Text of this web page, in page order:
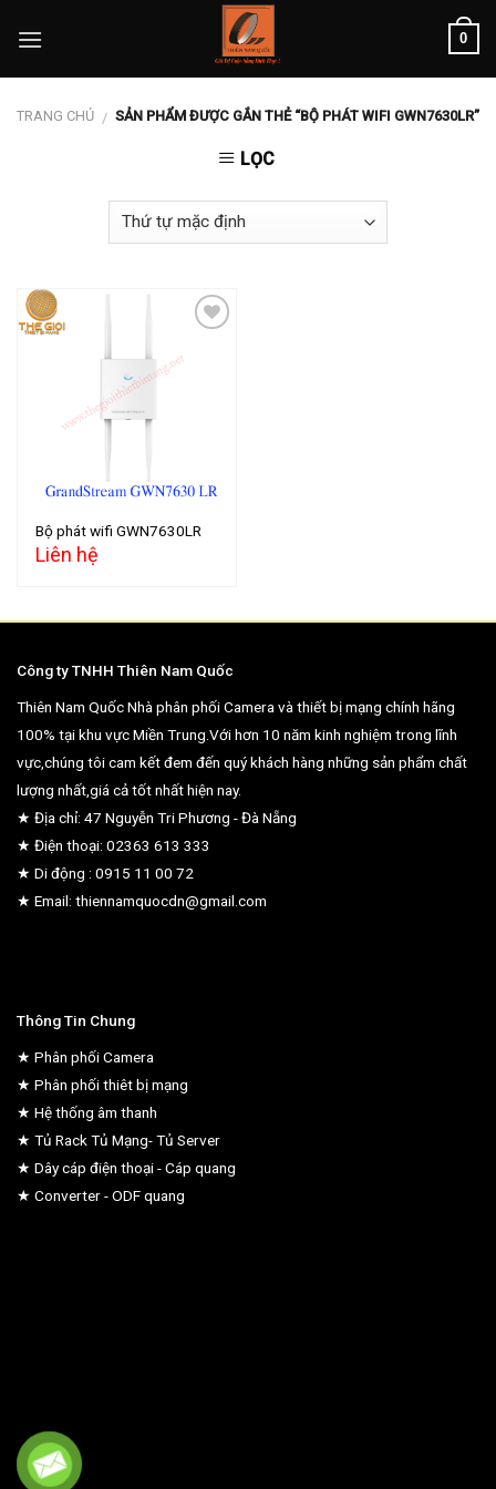
0
TRANG CHỦ / SẢN PHẨM ĐƯỢC GẮN THẺ “BỘ PHÁT WIFI GWN7630LR”
LỌC
Bộ phát wifi GWN7630LR
Liên hệ
Công ty TNHH Thiên Nam Quốc
Thiên Nam Quốc Nhà phân phối Camera và thiết bị mạng chính hãng
100% tại khu vực Miền Trung.Với hơn 10 năm kinh nghiệm trong lĩnh
vực,chúng tôi cam kết đem đến quý khách hàng những sản phẩm chất
lượng nhất,giá cả tốt nhất hiện nay.
★ Địa chỉ: 47 Nguyễn Tri Phương - Đà Nẵng
★ Điện thoại: 02363 613 333
★ Di động : 0915 11 00 72
★ Email: thiennamquocdn@gmail.com
Thông Tin Chung
★ Phân phối Camera
★ Phân phối thiêt bị mạng
★ Hệ thống âm thanh
★ Tủ Rack Tủ Mạng- Tủ Server
★ Dây cáp điện thoại - Cáp quang
★ Converter - ODF quang